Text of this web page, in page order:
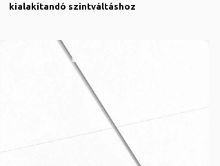
kialakítandó szintváltáshoz